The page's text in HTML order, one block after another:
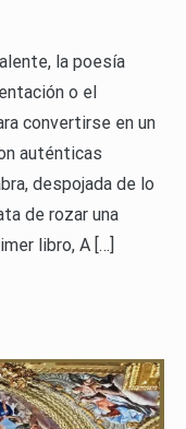
la poesía
o el
convertirse en un
auténticas
despojada de lo
de rozar una
libro, A […]